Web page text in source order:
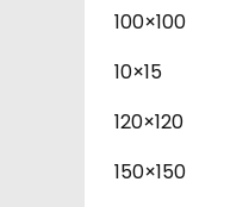
100×100
10×15
120×120
150×150